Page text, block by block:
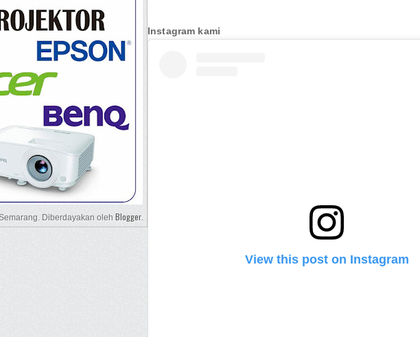
Instagram kami
View this post on Instagram
Diberdayakan oleh Blogger.